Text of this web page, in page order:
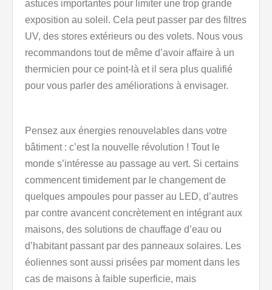
astuces importantes pour limiter une trop grande
exposition au soleil. Cela peut passer par des filtres
UV, des stores extérieurs ou des volets. Nous vous
recommandons tout de même d’avoir affaire à un
thermicien pour ce point-là et il sera plus qualifié
pour vous parler des améliorations à envisager.
Pensez aux énergies renouvelables dans votre
bâtiment : c’est la nouvelle révolution ! Tout le
monde s’intéresse au passage au vert. Si certains
commencent timidement par le changement de
quelques ampoules pour passer au LED, d’autres
par contre avancent concrètement en intégrant aux
maisons, des solutions de chauffage d’eau ou
d’habitant passant par des panneaux solaires. Les
éoliennes sont aussi prisées par moment dans les
cas de maisons à faible superficie, mais